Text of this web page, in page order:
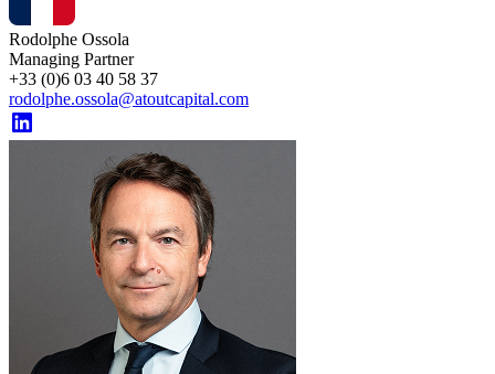
Rodolphe Ossola
Managing Partner
+33 (0)6 03 40 58 37
rodolphe.ossola@atoutcapital.com